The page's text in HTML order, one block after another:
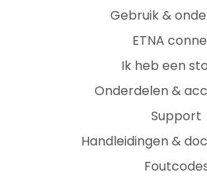
Gebruik &
ETNA
Ik heb een
Onderdelen &
Support
Handleidingen &